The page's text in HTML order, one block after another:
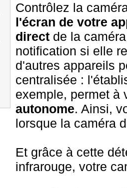
Contrôlez la
l'écran de votre
direct de la
notification si elle
d'autres appareils
centralisée :
exemple, permet à
autonome. Ainsi,
lorsque la caméra
Et grâce à cette
infrarouge, votre